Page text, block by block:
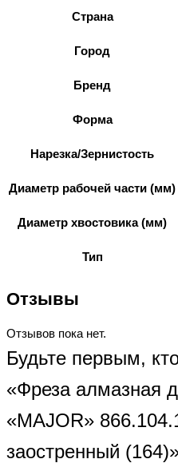
Страна
Город
Бренд
Форма
Нарезка/Зернистость
Диаметр рабочей части (мм)
Диаметр хвостовика (мм)
Тип
Отзывы
Отзывов пока нет.
Будьте первым,
«Фреза алмазная
«MAJOR»
заостренный